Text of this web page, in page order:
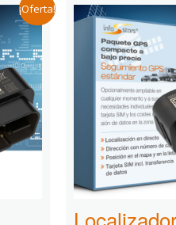
¡Oferta!